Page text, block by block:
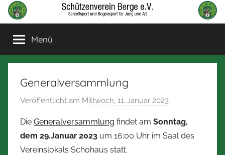
Zum
Inhalt
springenSchützenverein
Berge
und
Bogensport
für
Jung
Menü
Generalversammlung
Veröffentlicht am Mittwoch, 11. Januar 2023
n
N
Die Generalversammlung findet am Sonntag,
dem 29.Januar 2023 um 16:00 Uhr im Saal des
Vereinslokals Schohaus statt.